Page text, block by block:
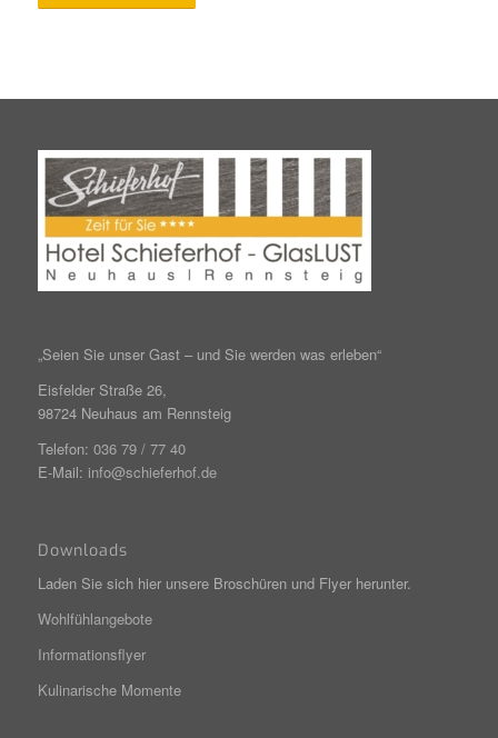
„Seien Sie unser Gast – und Sie werden was erleben“
Eisfelder Straße 26,
98724 Neuhaus am Rennsteig
Telefon: 036 79 / 77 40
E-Mail: info@schieferhof.de
Downloads
Laden Sie sich hier unsere Broschüren und Flyer herunter.
Wohlfühlangebote
Informationsflyer
Kulinarische Momente